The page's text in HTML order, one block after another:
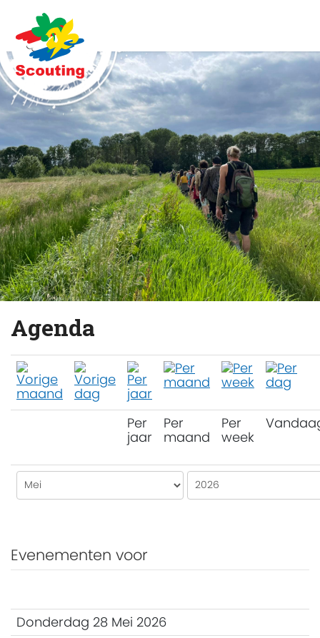
Agenda
Per
jaar
Per
maand
Per
week
Evenementen voor
Donderdag 28 Mei 2026